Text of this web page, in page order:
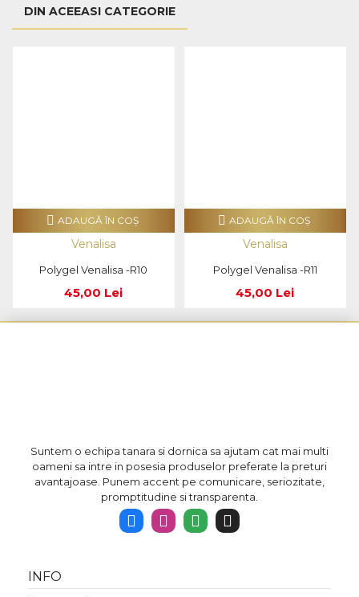
DIN ACEEASI CATEGORIE
Venalisa
Polygel Venalisa -R10
45,00 Lei
ADAUGĂ ÎN COŞ
Venalisa
Polygel Venalisa -R11
45,00 Lei
ADAUGĂ ÎN COŞ
Suntem o echipa tanara si dornica sa ajutam cat mai multi
oameni sa intre in posesia produselor preferate la preturi
avantajoase. Punem accent pe comunicare, seriozitate,
promptitudine si transparenta.
INFO